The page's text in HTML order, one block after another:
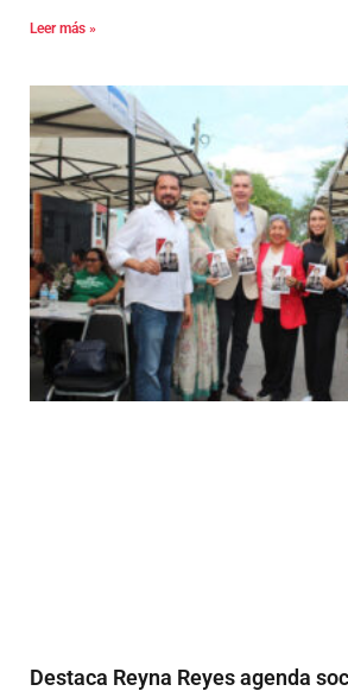
Leer más »
Destaca Reyna Reyes agenda